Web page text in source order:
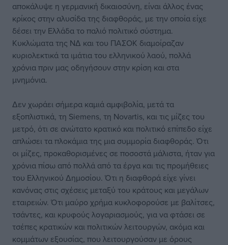
αποκάλυψε η γερμανική δικαιοσύνη, είναι άλλος ένας
κρίκος στην αλυσίδα της διαφθοράς, με την οποία είχε
δέσει την Ελλάδα το παλιό πολιτικό σύστημα.
Κυκλώματα της ΝΔ και του ΠΑΣΟΚ διαμοίραζαν
κυριολεκτικά τα ιμάτια του ελληνικού λαού, πολλά
χρόνια πριν μας οδηγήσουν στην κρίση και στα
μνημόνια.
Δεν χωράει σήμερα καμιά αμφιβολία, μετά τα
εξοπλιστικά, τη Siemens, τη Novartis, και τις μίζες του
μετρό, ότι σε ανώτατο κρατικό και πολιτικό επίπεδο είχε
απλώσει τα πλοκάμια της μια συμμορία διαφθοράς. Ότι
οι μίζες, προκαθορισμένες σε ποσοστά μάλιστα, ήταν για
χρόνια πίσω από πολλά από τα έργα και τις προμήθειες
του Ελληνικού Δημοσίου. Ότι η διαφθορά είχε γίνει
κανόνας στις σχέσεις μεταξύ του κράτους και μεγάλων
εταιρειών. Ότι μαύρο χρήμα κυκλοφορούσε με βαλίτσες,
τσάντες, και κρυφούς λογαριασμούς, για να φτάσει σε
τσέπες κρατικών και πολιτικών λειτουργών, ακόμα και
κομμάτων εξουσίας, που λειτουργούσαν με όρους